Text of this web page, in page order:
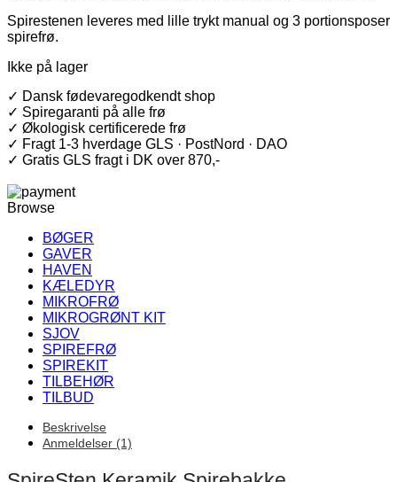
Spirestenen leveres med lille trykt manual og 3 portionsposer
spirefrø.
Ikke på lager
✓ Dansk fødevaregodkendt shop
✓ Spiregaranti på alle frø
✓ Økologisk certificerede frø
✓ Fragt 1-3 hverdage GLS · PostNord · DAO
✓ Gratis GLS fragt i DK over 870,-
Browse
BØGER
GAVER
HAVEN
KÆLEDYR
MIKROFRØ
MIKROGRØNT KIT
SJOV
SPIREFRØ
SPIREKIT
TILBEHØR
TILBUD
Beskrivelse
Anmeldelser (1)